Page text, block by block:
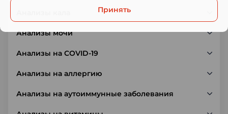
Анализы мочи
Анализы на COVID-19
Анализы на аллергию
Анализы на аутоиммунные заболевания
Принять